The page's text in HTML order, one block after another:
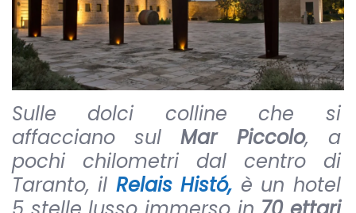
Sulle dolci colline che si
affacciano sulMar Piccolo, a
pochi chilometri dal centro di
Taranto, il Relais Histó, è un hotel